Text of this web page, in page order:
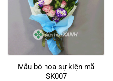
Mẫu bó hoa sự kiện mã
SK007